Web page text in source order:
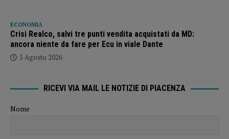
ECONOMIA
Crisi Realco, salvi tre punti vendita acquistati da MD:
ancora niente da fare per Ecu in viale Dante
5 Agosto 2026
RICEVI VIA MAIL LE NOTIZIE DI PIACENZA
Nome